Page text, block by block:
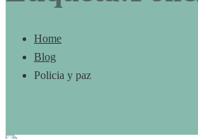
Home
Blog
Policia y paz